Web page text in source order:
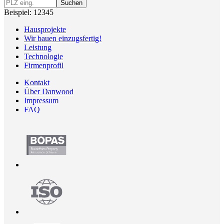
Suchen
Beispiel: 12345
Hausprojekte
Wir bauen einzugsfertig!
Leistung
Technologie
Firmenprofil
Kontakt
Über Danwood
Impressum
FAQ